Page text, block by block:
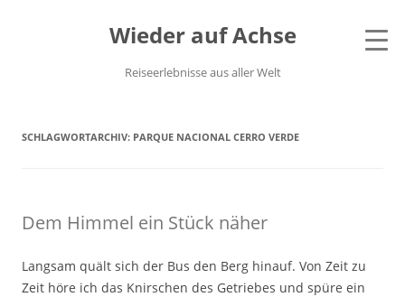
Wieder auf Achse
Reiseerlebnisse aus aller Welt
SCHLAGWORTARCHIV: PARQUE NACIONAL CERRO VERDE
Dem Himmel ein Stück näher
Langsam quält sich der Bus den Berg hinauf. Von Zeit zu
Zeit höre ich das Knirschen des Getriebes und spüre ein